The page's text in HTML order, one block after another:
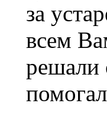
за
всем
решали